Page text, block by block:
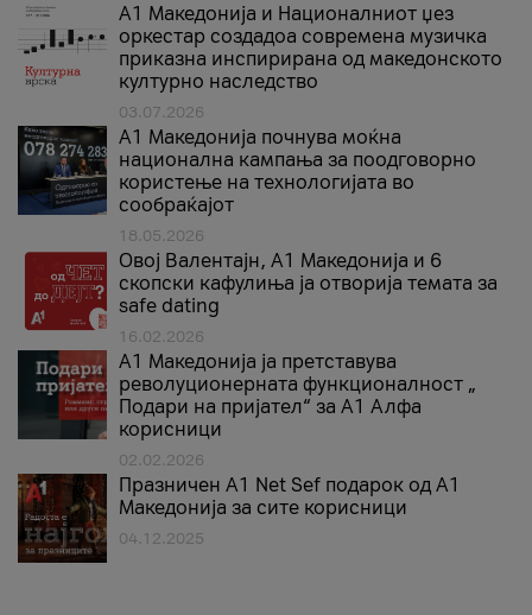
А1 Македонија и Националниот џез
оркестар создадоа современа музичка
приказна инспирирана од македонското
културно наследство
03.07.2026
A1 Македонија почнува моќна
национална кампања за поодговорно
користење на технологијата во
сообраќајот
18.05.2026
Овој Валентајн, A1 Македонија и 6
скопски кафулиња ја отворија темата за
safe dating
16.02.2026
А1 Македонија ја претставува
револуционерната функционалност „
Подари на пријател“ за А1 Алфа
корисници
02.02.2026
Празничен A1 Net Sеf подарок од А1
Македонија за сите корисници
04.12.2025